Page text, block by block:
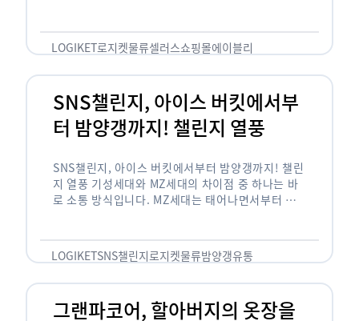
LOGIKET로지켓물류셀러스쇼핑몰에이블리
SNS챌린지, 아이스 버킷에서부
터 밤양갱까지! 챌린지 열풍
SNS챌린지, 아이스 버킷에서부터 밤양갱까지! 챌린
지 열풍 기성세대와 MZ세대의 차이점 중 하나는 바
로 소통 방식입니다. MZ세대는 태어나면서부터 디
도 능숙한 …
LOGIKETSNS챌린지로지켓물류밤양갱유통
그랜파코어, 할아버지의 옷장을